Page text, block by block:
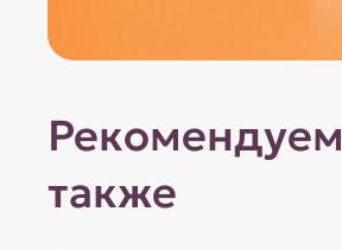
Рекомендуем
также